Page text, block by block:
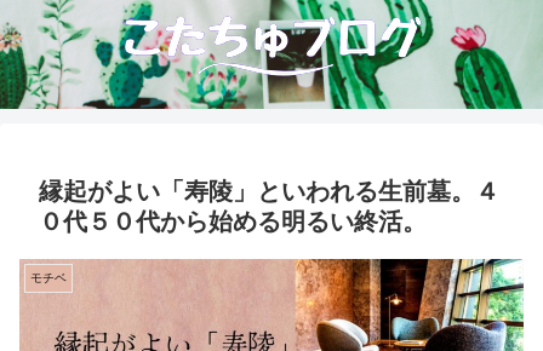
縁起がよい「寿陵」といわれる生前墓。４
０代５０代から始める明るい終活。
モチベ